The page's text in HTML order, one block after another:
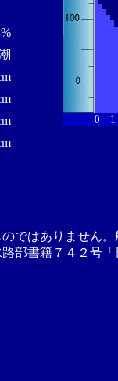
0 1
ではありません
部書籍７４２号